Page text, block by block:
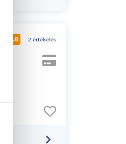
4.8 2 értékelés